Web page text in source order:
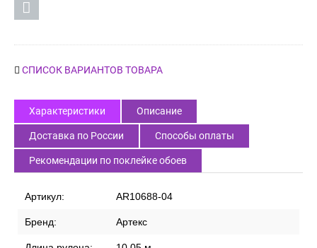
СПИСОК ВАРИАНТОВ ТОВАРА
Характеристики Описание
Доставка по России Способы оплаты
Рекомендации по поклейке обоев
Артикул: AR10688-04
Бренд: Артекс